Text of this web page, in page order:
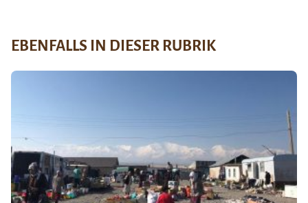
EBENFALLS IN DIESER RUBRIK